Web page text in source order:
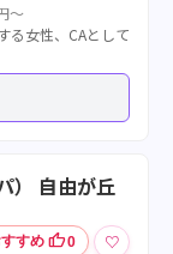
～
る女性、CAとして
） 自由が丘
すめ thumb_up0
♡